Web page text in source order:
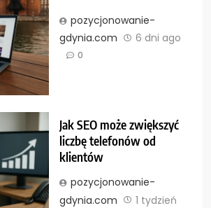
pozycjonowanie-
gdynia.com
6 dni ago
0
Jak SEO może zwiększyć
liczbę telefonów od
klientów
pozycjonowanie-
gdynia.com
1 tydzień